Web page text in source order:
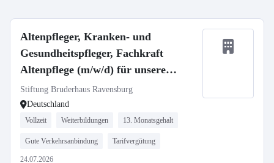
Altenpfleger, Kranken- und
Gesundheitspfleger, Fachkraft
Altenpflege (m/w/d) für unsere
Häuser in Ravensburg und
Oberhofen gesucht!
Stiftung Bruderhaus Ravensburg
Deutschland
Vollzeit Weiterbildungen 13. Monatsgehalt
Gute Verkehrsanbindung Tarifvergütung
24.07.2026